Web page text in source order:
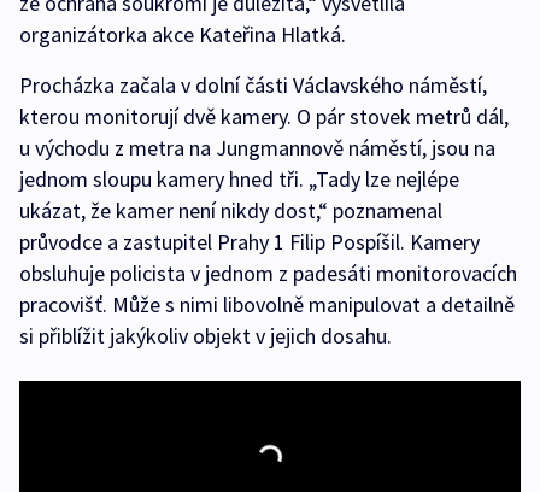
organizátorka akce Kateřina Hlatká.
Procházka začala v dolní části Václavského náměstí,
kterou monitorují dvě kamery. O pár stovek metrů dál,
u východu z metra na Jungmannově náměstí, jsou na
jednom sloupu kamery hned tři. „Tady lze nejlépe
ukázat, že kamer není nikdy dost,“ poznamenal
průvodce a zastupitel Prahy 1 Filip Pospíšil. Kamery
obsluhuje policista v jednom z padesáti monitorovacích
pracovišť. Může s nimi libovolně manipulovat a detailně
si přiblížit jakýkoliv objekt v jejich dosahu.